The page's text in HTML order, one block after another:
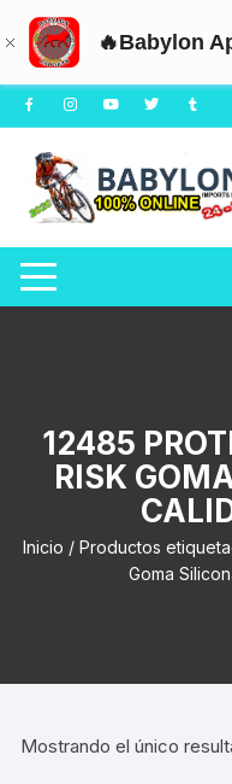
🔥Babylon
Saltar
al
contenido
12485
RISK
Inicio / Productos
Goma
Mostrando el único